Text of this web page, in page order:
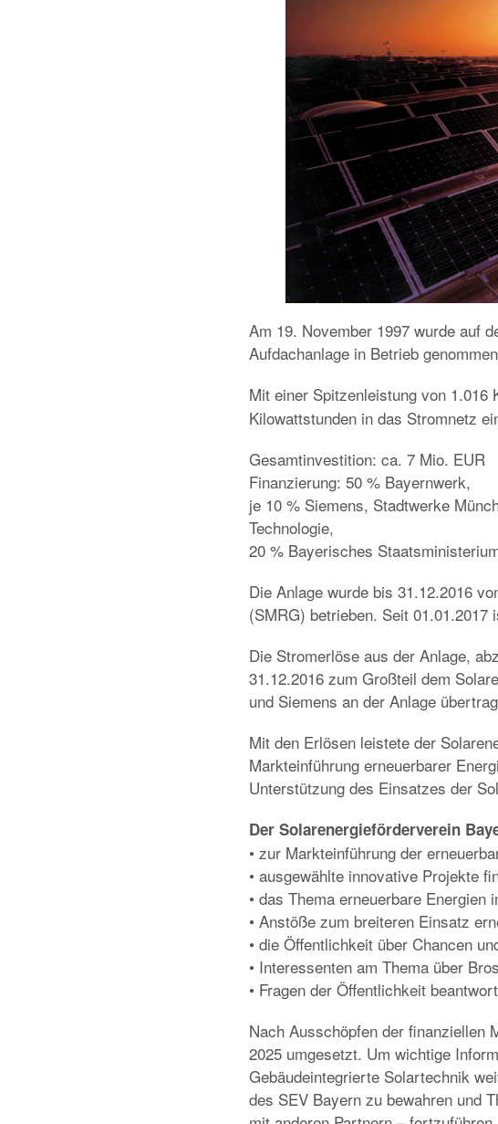
Am 19. November 1997 wurde auf
Aufdachanlage in Betrieb
Mit einer Spitzenleistung von 1.016
Kilowattstunden in das Stromnetz
Gesamtinvestition: ca. 7 Mio. EUR
Finanzierung: 50 % Bayernwerk,
je 10 % Siemens, Stadtwerke
Technologie,
20 % Bayerisches
Die Anlage wurde bis 31.12.2016
(SMRG) betrieben. Seit
Die Stromerlöse aus der Anlage,
31.12.2016 zum Großteil dem
und Siemens an der Anlage
Mit den Erlösen leistete der
Markteinführung erneuerbarer
Unterstützung des Einsatzes der
Der Solarenergieförderverein
• zur Markteinführung der
• ausgewählte innovative Projekte
• das Thema erneuerbare
• Anstöße zum breiteren Einsatz
• die Öffentlichkeit über Chancen
• Interessenten am Thema über
• Fragen der Öffentlichkeit
Nach Ausschöpfen der finanziellen
2025 umgesetzt. Um wichtige
Gebäudeintegrierte Solartechnik
des SEV Bayern zu bewahren und